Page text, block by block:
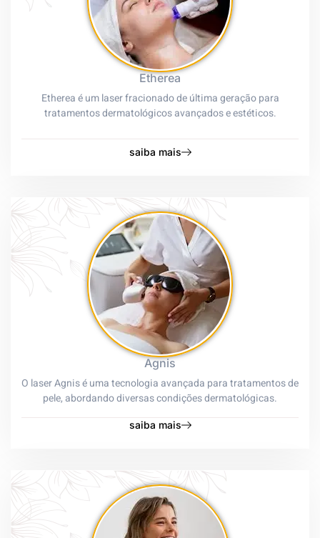
Etherea
Etherea é um laser fracionado de última geração para
tratamentos dermatológicos avançados e estéticos.
saiba mais
Agnis
O laser Agnis é uma tecnologia avançada para tratamentos de
pele, abordando diversas condições dermatológicas.
saiba mais